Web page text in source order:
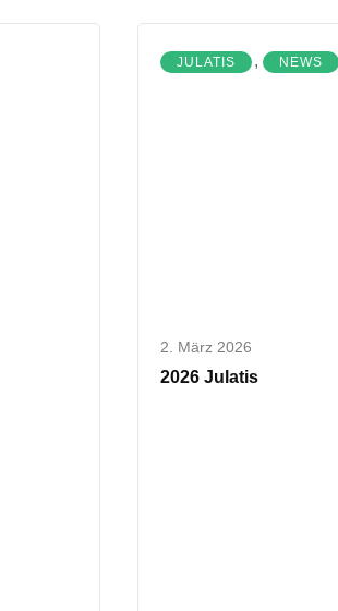
JULATIS , NEWS
2. März 2026
2026 Julatis